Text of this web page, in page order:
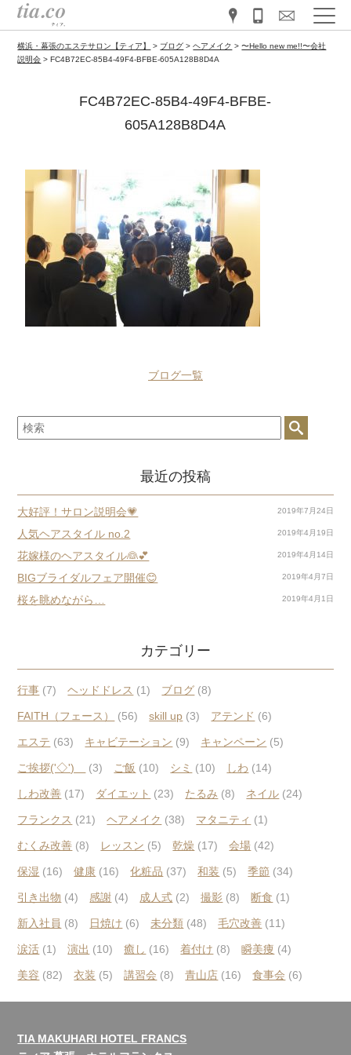
横浜・幕張のエステサロン【ティア】 > ブログ >ヘアメイク >〜Hello new me!!〜会社
説明会 >FC4B72EC-85B4-49F4-BFBE-605A128B8D4A
FC4B72EC-85B4-49F4-BFBE-
605A128B8D4A
ブログ一覧
最近の投稿
大好評！サロン説明会💗 2019年7月24日
人気ヘアスタイル no.2 2019年4月19日
花嫁様のヘアスタイル👰💕 2019年4月14日
BIGブライダルフェア開催😊 2019年4月7日
桜を眺めながら… 2019年4月1日
カテゴリー
行事 (7) ヘッドドレス (1) ブログ (8)
FAITH（フェース） (56) skill up (3) アテンド (6)
エステ (63) キャビテーション (9) キャンペーン (5)
ご挨拶('◇')ゞ (3) ご飯 (10) シミ (10) しわ (14)
しわ改善 (17) ダイエット (23) たるみ (8) ネイル (24)
フランクス (21) ヘアメイク (38) マタニティ (1)
むくみ改善 (8) レッスン (5) 乾燥 (17) 会場 (42)
保湿 (16) 健康 (16) 化粧品 (37) 和装 (5) 季節 (34)
引き出物 (4) 感謝 (4) 成人式 (2) 撮影 (8) 断食 (1)
新入社員 (8) 日焼け (6) 未分類 (48) 毛穴改善 (11)
涙活 (1) 演出 (10) 癒し (16) 着付け (8) 瞬美痩 (4)
美容 (82) 衣装 (5) 講習会 (8) 青山店 (16) 食事会 (6)
TIA MAKUHARI HOTEL FRANCS